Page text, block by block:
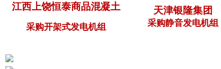
江西上饶恒泰商品混凝土
采购开架式发电机组
天津银隆集团
采购静音发电机组